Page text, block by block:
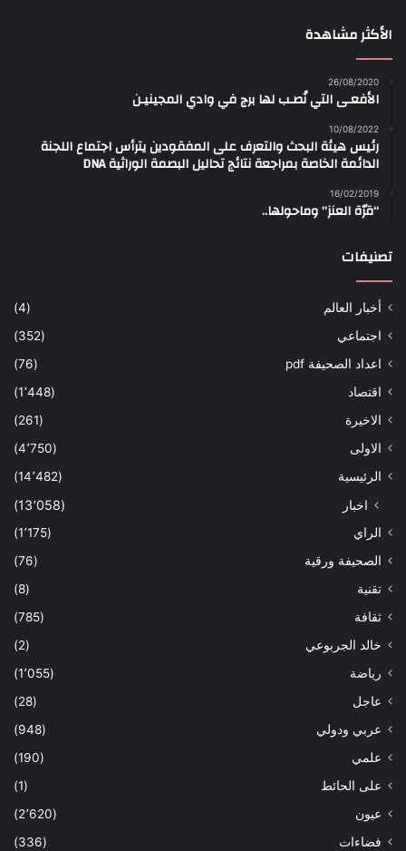
الأكثر مشاهدة
26/08/2020
الأفعـى التي نُصـب لها برج في وادي المجينيـن
10/08/2022
رئيس هيئة البحث والتعرف على المفقودين يترأس اجتماع اللجنة
الدائمة الخاصة بمراجعة نتائج تحاليل البصمة الوراثية DNA
16/02/2019
“قرّة العنز” وماحولها..
تصنيفات
أخبار العالم
(4)
اجتماعي
(352)
اعداد الصحيفة pdf
(76)
اقتصاد
(1٬448)
الاخيرة
(261)
الاولى
(4٬750)
الرئيسية
(14٬482)
اخبار (13٬058)
الراي
(1٬175)
الصحيفة ورقية
(76)
تقنية
(8)
ثقافة
(785)
خالد الجربوعي
(2)
رياضة
(1٬055)
عاجل
(28)
عربي ودولي
(948)
علمي
(190)
على الحائط
(1)
عيون
(2٬620)
فضاءات
(336)